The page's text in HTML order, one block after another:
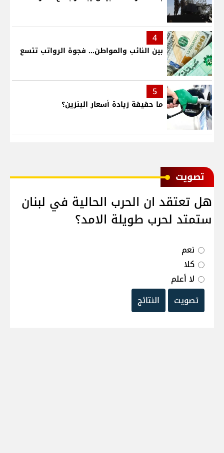
4
بين النائب والمواطن... فجوة الرواتب تتسع
5
ما حقيقة زيادة أسعار البنزين؟
ﺗﺼﻮﻳﺖ
هل تعتقد ان الحرب الحالية في لبنان
ستمتد لحرب طويلة الامد؟
نعم
كلا
لا أعلم
تصويت
النتائج